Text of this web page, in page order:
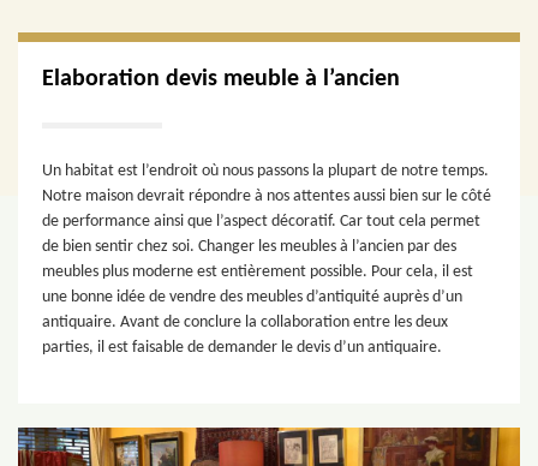
Elaboration devis meuble à l’ancien
Un habitat est l’endroit où nous passons la plupart de notre temps.
Notre maison devrait répondre à nos attentes aussi bien sur le côté
de performance ainsi que l’aspect décoratif. Car tout cela permet
de bien sentir chez soi. Changer les meubles à l’ancien par des
meubles plus moderne est entièrement possible. Pour cela, il est
une bonne idée de vendre des meubles d’antiquité auprès d’un
antiquaire. Avant de conclure la collaboration entre les deux
parties, il est faisable de demander le devis d’un antiquaire.